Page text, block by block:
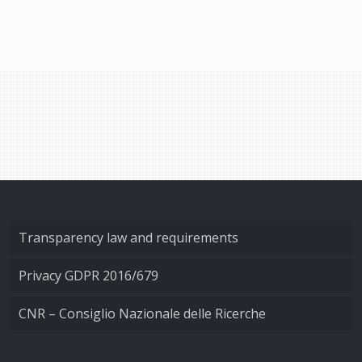
Transparency law and requirements
Privacy GDPR 2016/679
CNR – Consiglio Nazionale delle Ricerche